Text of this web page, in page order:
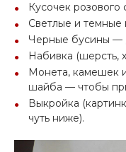
Кусочек
Светлые и темные
Черные бусины —
Набивка (шерсть,
Монета, камешек
шайба — чтобы
Выкройка
чуть ниже).